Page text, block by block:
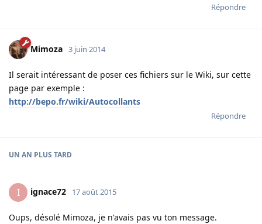
Répondre
Mimoza 3 juin 2014
Il serait intéressant de poser ces fichiers sur le Wiki, sur cette
page par exemple :
http://bepo.fr/wiki/Autocollants
Répondre
UN AN PLUS TARD
I ignace72 17 août 2015
Oups, désolé Mimoza, je n'avais pas vu ton message.